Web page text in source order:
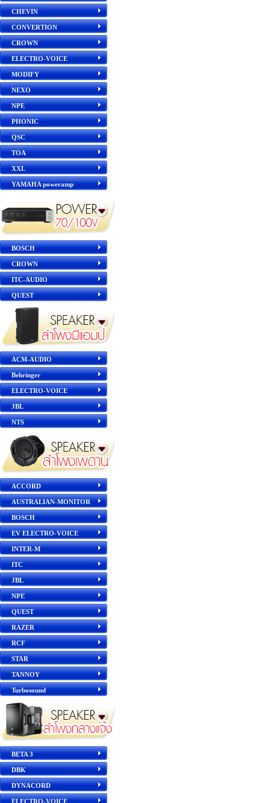
CHEVIN
CONVERTION
CROWN
ELECTRO-VOICE
MODIFY
NEXO
NPE
PHONIC
QSC
TOA
XXL
YAMAHA poweramp
BOSCH
CROWN
ITC-AUDIO
QUEST
ACM-AUDIO
Behringer
ELECTRO-VOICE
JBL
NTS
ACCORD
AUSTRALIAN-MONITOR
BOSCH
EV ELECTRO-VOICE
INTER-M
ITC
JBL
NPE
QUEST
RAZER
RCF
STAR
TANNOY
Turbosound
BETA 3
DBK
DYNACORD
ELECTRO-VOICE